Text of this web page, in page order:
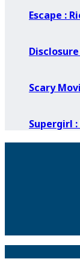
Escape :
Scary
Supergirl